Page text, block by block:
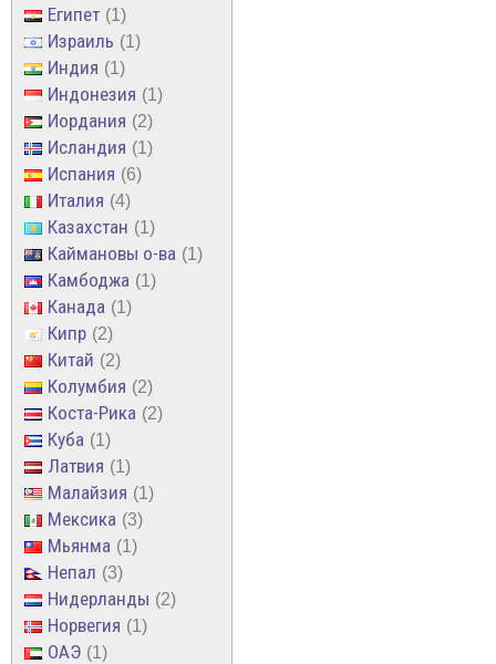
Египет 1
Израиль 1
Индия 1
Индонезия 1
Иордания 2
Исландия 1
Испания 6
Италия 4
Казахстан 1
Каймановы о-ва 1
Камбоджа 1
Канада 1
Кипр 2
Китай 2
Колумбия 2
Коста-Рика 2
Куба 1
Латвия 1
Малайзия 1
Мексика 3
Мьянма 1
Непал 3
Нидерланды 2
Норвегия 1
ОАЭ 1